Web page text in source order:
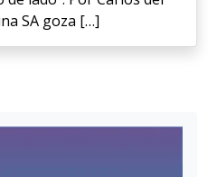
SA goza […]